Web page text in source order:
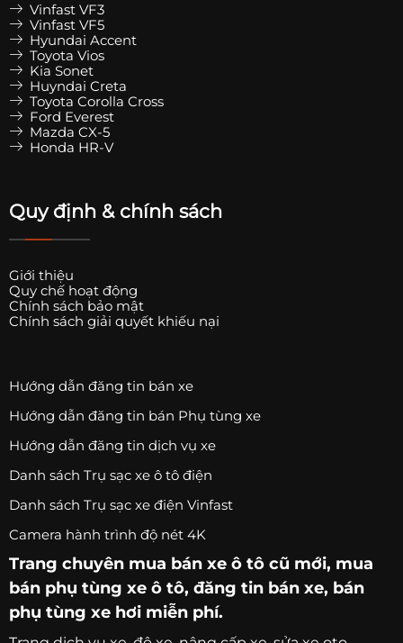
Vinfast VF3
Vinfast VF5
Hyundai Accent
Toyota Vios
Kia Sonet
Huyndai Creta
Toyota Corolla Cross
Ford Everest
Mazda CX-5
Honda HR-V
Quy định & chính sách
Giới thiệu
Quy chế hoạt động
Chính sách bảo mật
Chính sách giải quyết khiếu nại
Hướng dẫn đăng tin bán xe
Hướng dẫn đăng tin bán Phụ tùng xe
Hướng dẫn đăng tin dịch vụ xe
Danh sách Trụ sạc xe ô tô điện
Danh sách Trụ sạc xe điện Vinfast
Camera hành trình độ nét 4K
Trang chuyên mua bán xe ô tô cũ mới, mua
bán phụ tùng xe ô tô, đăng tin bán xe, bán
phụ tùng xe hơi miễn phí.